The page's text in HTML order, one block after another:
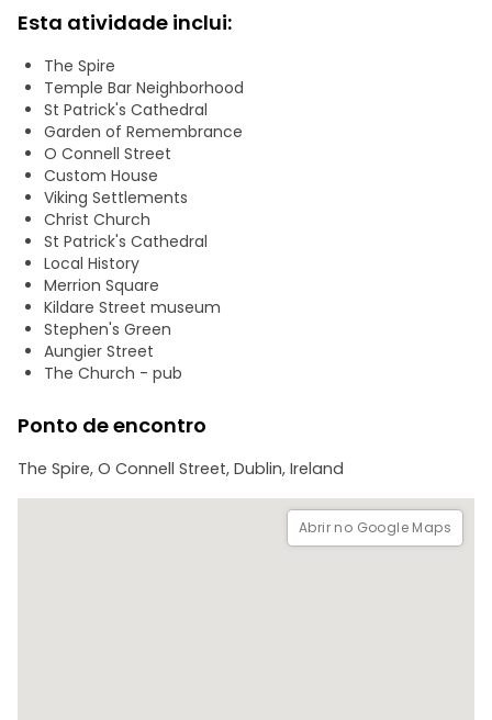
Strongbow em 1170, e os ingleses um ano mais tarde.
Passeamos e visitamos as suas principais contribuições
para Dublin: O Castelo de Dublin, a Catedral de São
Patrício, a Catedral da Igreja de Cristo, o Trinity College,
sítios medievais ...
No ano de 1700, os ingleses controlavam em grande parte
a Irlanda, sendo Dublin o centro de gravidade. Dublin era a
segunda cidade do Império Britânico e era muito atractiva
para a elite britânica e europeia. Passeamos e vemos onde
eles viviam, bem como onde vivia a não-elite!
O percurso inclui: Temple Bar; a Rebelião de 1916 e as suas
consequências; a GPO na O Connell Street; os Edifícios do
Governo e a bela Merrion Square e Stephen's Green;
passando pelo Trinity College; o Church Cafe Bar na Mary
Street (uma antiga igreja!); a Câmara Municipal; o Castelo
de Dublin; a Catedral de São Patrício, a Catedral da Igreja
Esta atividade inclui:
The Spire
Temple Bar Neighborhood
St Patrick's Cathedral
Garden of Remembrance
O Connell Street
Custom House
Viking Settlements
Christ Church
St Patrick's Cathedral
Local History
Merrion Square
Kildare Street museum
Stephen's Green
Aungier Street
The Church - pub
Ponto de encontro
The Spire, O Connell Street, Dublin, Ireland
Abrir no Google Maps